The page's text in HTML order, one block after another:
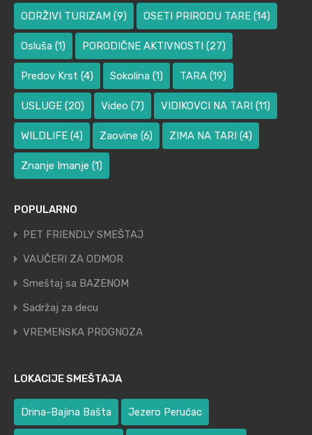
ODRŽIVI TURIZAM (9) OSETI PRIRODU TARE (14)
Osluša (1) PORODIČNE AKTIVNOSTI (27)
Predov Krst (4) Sokolina (1) TARA (19)
USLUGE (20) Video (7) VIDIKOVCI NA TARI (11)
WILDLIFE (4) Zaovine (6) ZIMA NA TARI (4)
Znanje Imanje (1)
POPULARNO
PET FRIENDLY SMEŠTAJ
VAUČERI ZA ODMOR
Smeštaj sa BAZENOM
Sadržaj za decu
VREMENSKA PROGNOZA
LOKACIJE SMEŠTAJA
Drina-Bajina Bašta Jezero Perućac